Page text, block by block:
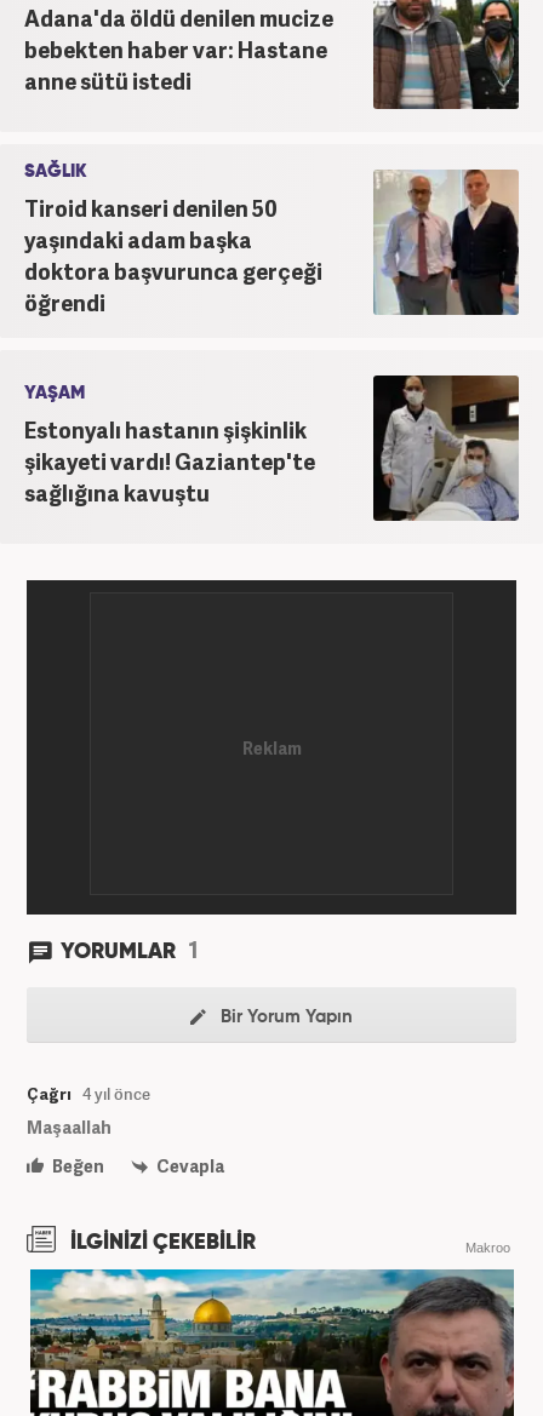
Adana'da öldü denilen mucize
bebekten haber var: Hastane
anne sütü istedi
SAĞLIK
Tiroid kanseri denilen 50
yaşındaki adam başka
doktora başvurunca gerçeği
öğrendi
YAŞAM
Estonyalı hastanın şişkinlik
şikayeti vardı! Gaziantep'te
sağlığına kavuştu
YORUMLAR 1
Bir Yorum Yapın
Çağrı 4 yıl önce
Maşaallah
Beğen
Cevapla
İLGİNİZİ ÇEKEBİLİR Makroo